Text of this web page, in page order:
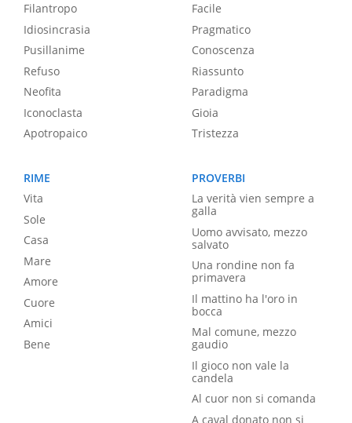
Filantropo
Idiosincrasia
Pusillanime
Refuso
Neofita
Iconoclasta
Apotropaico
Facile
Pragmatico
Conoscenza
Riassunto
Paradigma
Gioia
Tristezza
RIME
Vita
Sole
Casa
Mare
Amore
Cuore
Amici
Bene
PROVERBI
La verità vien sempre a
galla
Uomo avvisato, mezzo
salvato
Una rondine non fa
primavera
Il mattino ha l'oro in
bocca
Mal comune, mezzo
gaudio
Il gioco non vale la
candela
Al cuor non si comanda
A caval donato non si